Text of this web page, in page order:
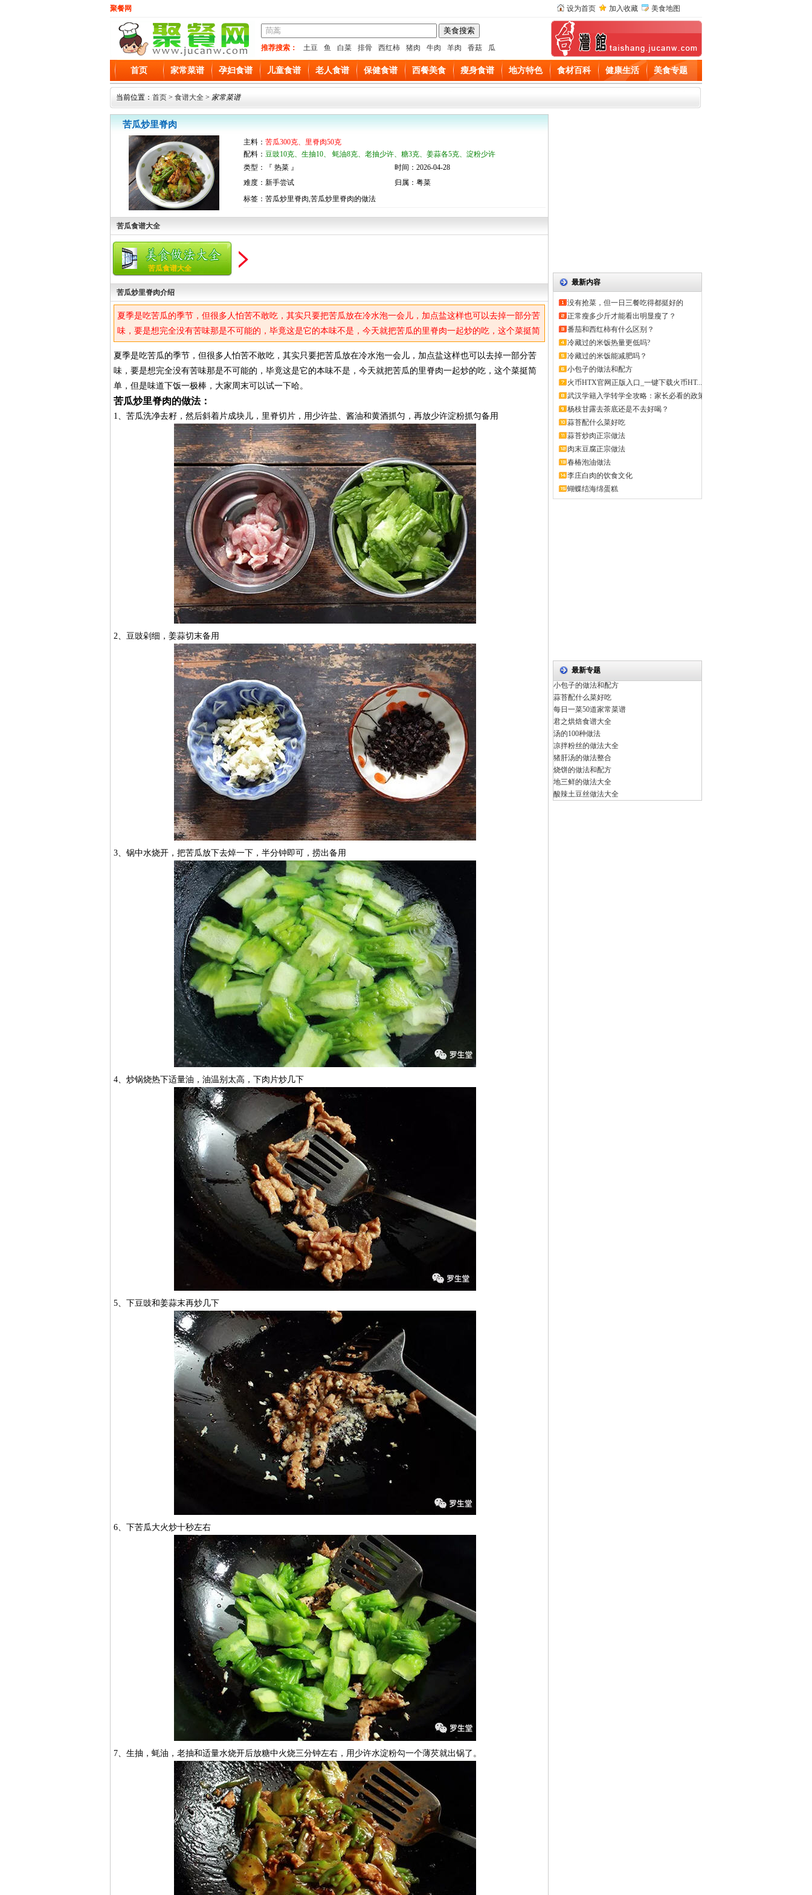
聚餐网 设为首页 加入收藏 美食地图
推荐搜索： 土豆 鱼 白菜 排骨 西红柿 猪肉 牛肉 羊肉 香菇 瓜
首页 家常菜谱 孕妇食谱 儿童食谱 老人食谱 保健食谱 西餐美食 瘦身食谱 地方特色 食材百科 健康生活 美食专题
当前位置： 首页 > 食谱大全 > 家常菜谱
苦瓜炒里脊肉
主料： 苦瓜300克、里脊肉50克
配料： 豆豉10克、生抽10、 蚝油8克、老抽少许、糖3克、姜蒜各5克、淀粉少许
类型：『 热菜 』
时间：2026-04-28
难度：新手尝试
归属：粤菜
标签：苦瓜炒里脊肉,苦瓜炒里脊肉的做法
苦瓜食谱大全
苦瓜食谱大全
苦瓜炒里脊肉介绍
夏季是吃苦瓜的季节，但很多人怕苦不敢吃，其实只要把苦瓜放在冷水泡一会儿，加点盐这样也可以去掉一部分苦
味，要是想完全没有苦味那是不可能的，毕竟这是它的本味不是，今天就把苦瓜的里脊肉一起炒的吃，这个菜挺简
夏季是吃苦瓜的季节，但很多人怕苦不敢吃，其实只要把苦瓜放在冷水泡一会儿，加点盐这样也可以去掉一部分苦
味，要是想完全没有苦味那是不可能的，毕竟这是它的本味不是，今天就把苦瓜的里脊肉一起炒的吃，这个菜挺简
单，但是味道下饭一极棒，大家周末可以试一下哈。
苦瓜炒里脊肉的做法：
1、苦瓜洗净去籽，然后斜着片成块儿，里脊切片，用少许盐、酱油和黄酒抓匀，再放少许淀粉抓匀备用
2、豆豉剁细，姜蒜切末备用
3、锅中水烧开，把苦瓜放下去焯一下，半分钟即可，捞出备用
4、炒锅烧热下适量油，油温别太高，下肉片炒几下
5、下豆豉和姜蒜末再炒几下
6、下苦瓜大火炒十秒左右
7、生抽，蚝油，老抽和适量水烧开后放糖中火烧三分钟左右，用少许水淀粉勾一个薄芡就出锅了。
最新内容
没有抢菜，但一日三餐吃得都挺好的
正常瘦多少斤才能看出明显瘦了？
番茄和西红柿有什么区别？
冷藏过的米饭热量更低吗?
冷藏过的米饭能减肥吗？
小包子的做法和配方
火币HTX官网正版入口_一键下载火币HT...
武汉学籍入学转学全攻略：家长必看的政策
解...
杨枝甘露去茶底还是不去好喝？
蒜苔配什么菜好吃
蒜苔炒肉正宗做法
肉末豆腐正宗做法
春椿泡油做法
李庄白肉的饮食文化
蝴蝶结海绵蛋糕
最新专题
小包子的做法和配方
蒜苔配什么菜好吃
每日一菜50道家常菜谱
君之烘焙食谱大全
汤的100种做法
凉拌粉丝的做法大全
猪肝汤的做法整合
烧饼的做法和配方
地三鲜的做法大全
酸辣土豆丝做法大全